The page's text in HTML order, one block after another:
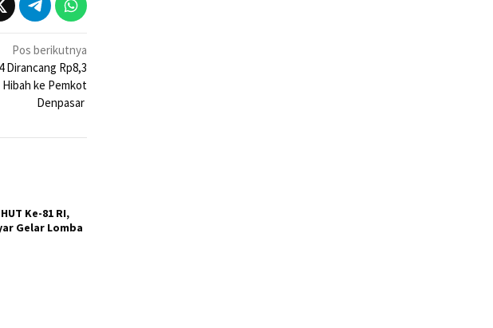
Pos berikutnya
Dirancang Rp8,3
ke Pemkot
Denpasar
Ke-81 RI,
Gelar Lomba